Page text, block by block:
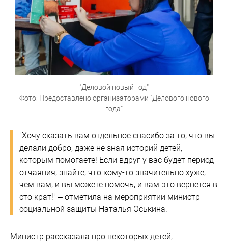
"Деловой новый год"
Фото: Предоставлено организаторами "Делового нового
года"
"Хочу сказать вам отдельное спасибо за то, что вы
делали добро, даже не зная историй детей,
которым помогаете! Если вдруг у вас будет период
отчаяния, знайте, что кому-то значительно хуже,
чем вам, и вы можете помочь, и вам это вернется в
сто крат!" – отметила на мероприятии министр
социальной защиты Наталья Оськина.
Министр рассказала про некоторых детей,